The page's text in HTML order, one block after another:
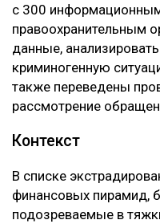
с 300
правоохранительным
данные,
криминогенную
также переведены
рассмотрение
Контекст
В списке
финансовых пирамид,
подозреваемые в